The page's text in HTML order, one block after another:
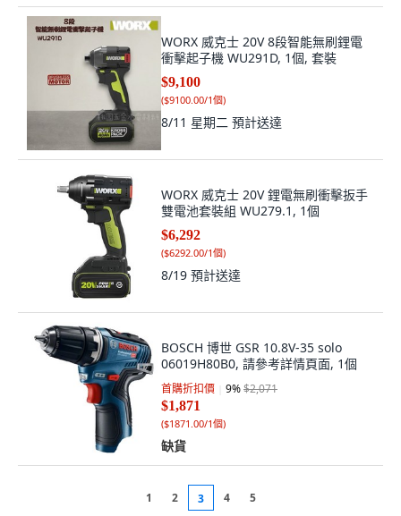
WORX 威克士 20V 8段智能無刷鋰電
衝擊起子機 WU291D, 1個, 套裝
$9,100
($9100.00/1個)
8/11 星期二 預計送達
WORX 威克士 20V 鋰電無刷衝擊扳手
雙電池套裝組 WU279.1, 1個
$6,292
($6292.00/1個)
8/19 預計送達
BOSCH 博世 GSR 10.8V-35 solo
06019H80B0, 請參考詳情頁面, 1個
首購折扣價 9%$2,071
$1,871
($1871.00/1個)
缺貨
1 2 3 4 5